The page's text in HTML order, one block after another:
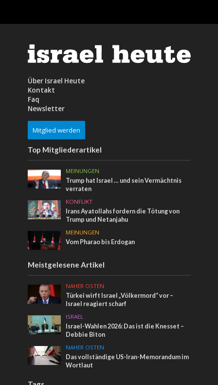
Über Israel Heute
Kontakt
Faq
Newsletter
Mitglied werden
Top Mitgliederartikel
MEINUNGEN
Trump hat Israel … und sein Vermächtnis
verraten
KONFLIKT
Irans Ayatollahs fordern die Tötung von
Trump und Netanjahu
MEINUNGEN
Vom Pharao bis Erdogan
Meistgelesene Artikel
NAHER OSTEN
Türkei wirft Israel „Völkermord“ vor –
Israel reagiert scharf
ISRAEL
Israel-Wahlen 2026: Das ist die Knesset –
Debbie Biton
NAHER OSTEN
Das vollständige US-Iran-Memorandum im
Wortlaut